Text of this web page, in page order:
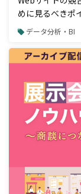
めに見るべきポ
データ分析・BI